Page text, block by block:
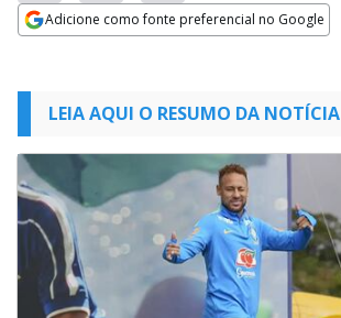
Adicione como fonte preferencial no Google
LEIA AQUI O RESUMO DA NOTÍCIA